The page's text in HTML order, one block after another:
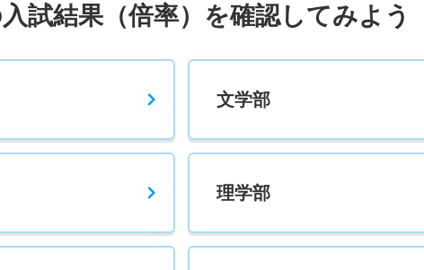
試結果（倍率）を確認してみよう
文学部
理学部